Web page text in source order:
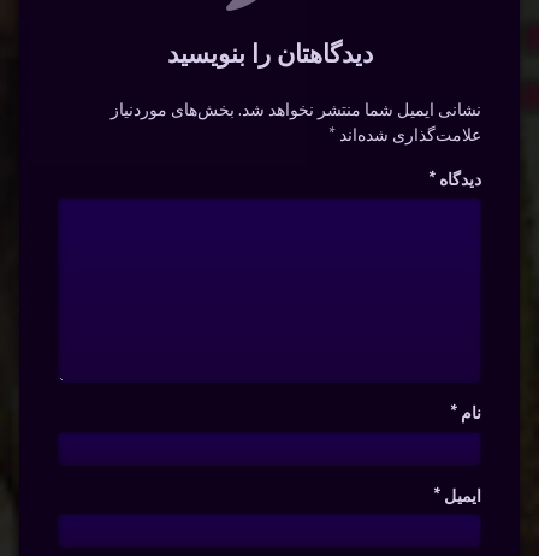
دیدگاهتان را بنویسید
نشانی ایمیل شما منتشر نخواهد شد. بخش‌های موردنیاز
علامت‌گذاری شده‌اند*
دیدگاه *
نام *
ایمیل *